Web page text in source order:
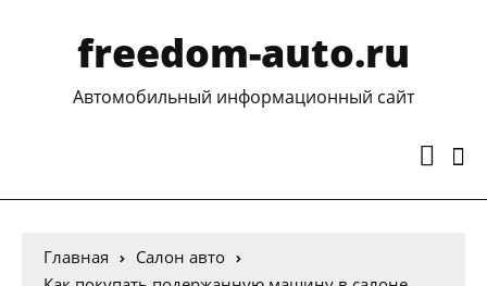
freedom-auto.ru
Автомобильный информационный сайт
Главная
Салон авто